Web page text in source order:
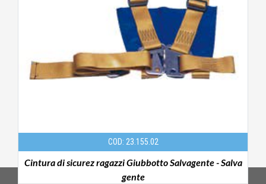
COD: 23.155.02
Cintura di sicurez ragazzi Giubbotto Salvagente - Salva
gente